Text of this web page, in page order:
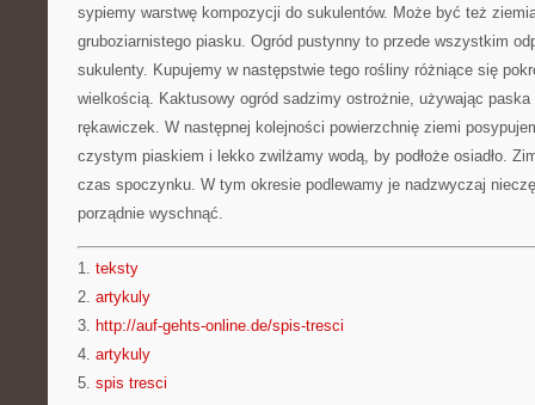
sypiemy warstwę kompozycji do sukulentów. Może być też
gruboziarnistego piasku. Ogród pustynny to przede wszystkim
sukulenty. Kupujemy w następstwie tego rośliny różniące się
wielkością. Kaktusowy ogród sadzimy ostrożnie, używając
rękawiczek. W następnej kolejności powierzchnię ziemi
czystym piaskiem i lekko zwilżamy wodą, by podłoże osiadło.
czas spoczynku. W tym okresie podlewamy je nadzwyczaj
porządnie wyschnąć.
1. teksty
2. artykuly
3. http://auf-gehts-online.de/spis-tresci
4. artykuly
5. spis tresci